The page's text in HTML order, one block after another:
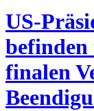
US-
finalen